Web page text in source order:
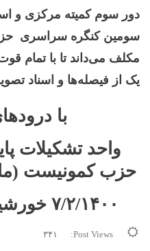
دور سوم کمیته مرکزی و
سومین کنگره سراسری
مکلف می‌داند تا با تمام
یک از فیصله‌ها و اسناد
با
واحد تشکیلات
حزب کمونیست
۷/۲/۱۴۰۰ خورشیدی(۲۷/۰۴/۲۰۲۱)
Post Views: ۳۴۱